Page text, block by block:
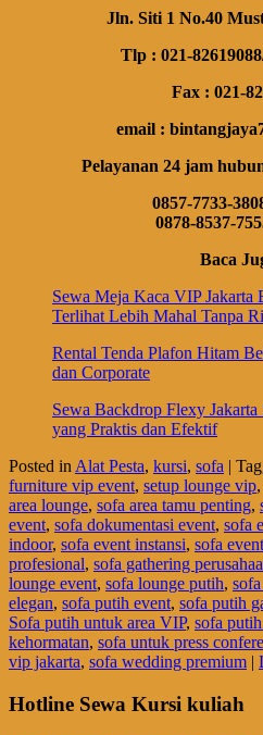
Jln. Siti 1 No.40
Tlp : 021-
Fax : 021-
email :
Pelayanan 24 jam
0857-7733-
0878-8537-
Baca
Sewa Meja Kaca VIP
Terlihat Lebih Mahal Tanpa
Rental Tenda Plafon Hitam
dan Corporate
Sewa Backdrop Flexy
yang Praktis dan Efektif
Posted in Alat Pesta, kursi, sofa |
furniture vip event, setup lounge vip,
area lounge, sofa area tamu penting,
event, sofa dokumentasi event, sofa
indoor, sofa event instansi, sofa
profesional, sofa gathering
lounge event, sofa lounge putih,
elegan, sofa putih event, sofa putih
Sofa putih untuk area VIP, sofa
kehormatan, sofa untuk press
vip jakarta, sofa wedding premium |
Hotline Sewa Kursi kuliah